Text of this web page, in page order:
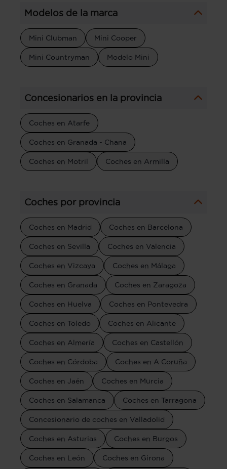
Modelos de la marca
Mini Clubman Mini Cooper
Mini Countryman Modelo Mini
Concesionarios en la provincia
Coches en Atarfe
Coches en Granada - Chana
Coches en Motril Coches en Armilla
Coches por provincia
Coches en Madrid Coches en Barcelona
Coches en Sevilla Coches en Valencia
Coches en Vizcaya Coches en Málaga
Coches en Granada Coches en Zaragoza
Coches en Huelva Coches en Pontevedra
Coches en Toledo Coches en Alicante
Coches en Almería Coches en Castellón
Coches en Córdoba Coches en A Coruña
Coches en Jaén Coches en Murcia
Coches en Salamanca Coches en Tarragona
Concesionario de coches en Valladolid
Coches en Asturias Coches en Burgos
Coches en León Coches en Girona